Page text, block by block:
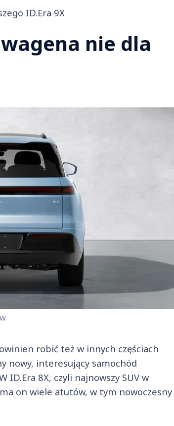
ID.Era 9X
nie dla
robić też w innych częściach
nowy, interesujący samochód
ID.Era 8X, czyli najnowszy SUV w
on wiele atutów, w tym nowoczesny